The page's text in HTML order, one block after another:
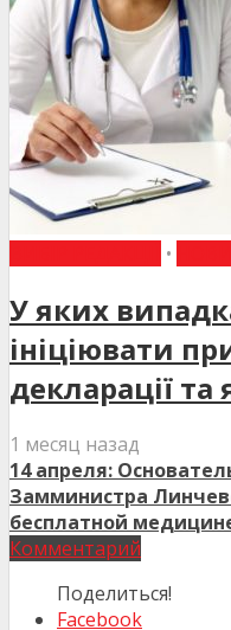
•
У яких
ініціювати
декларації та
1 месяц назад
14 апреля:
Замминистра
бесплатной
Комментарий
Поделиться!
Facebook